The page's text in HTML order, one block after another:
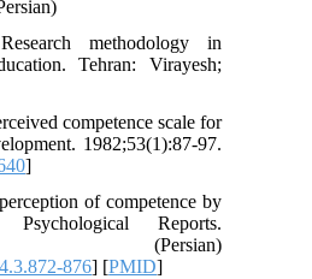
24. Delavar A. Research
psychology and education. Tehran:
25. Harter S. The perceived
children. Child Development.
[DOI:10.2307/1129640
26. Shahim S. Self-perception of
Iranian children. Psychological
2004;94(3):872-6.
[DOI:10.2466/pr0.94.3.872-876